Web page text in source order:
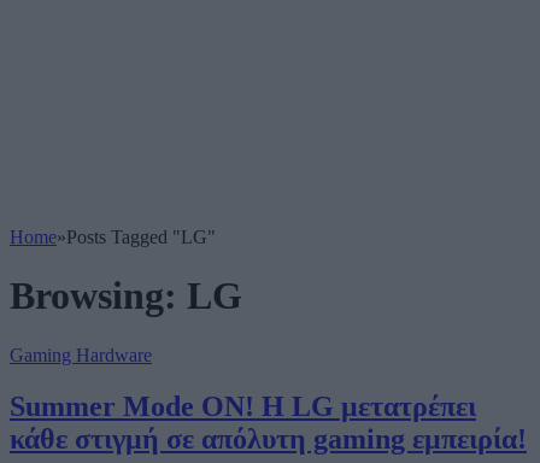
Home»Posts Tagged "LG"
Browsing: LG
Gaming Hardware
Summer Mode ON! Η LG μετατρέπει
κάθε στιγμή σε απόλυτη gaming εμπειρία!